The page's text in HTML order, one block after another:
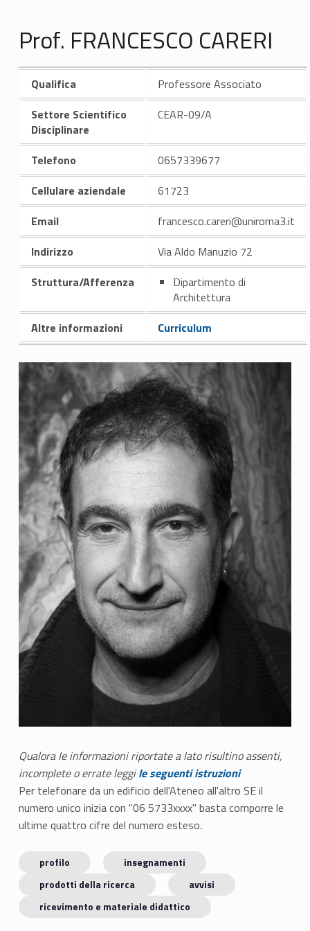
Prof. FRANCESCO CARERI
Qualifica
Professore Associato
Settore Scientifico
Disciplinare
CEAR-09/A
Telefono
0657339677
Cellulare aziendale
61723
Email
francesco.careri@uniroma3.it
Indirizzo
Via Aldo Manuzio 72
Struttura/Afferenza
Dipartimento di
Architettura
Altre informazioni
Curriculum
Qualora le informazioni riportate a lato risultino assenti,
incomplete o errate leggile seguenti istruzioni
Per telefonare da un edificio dell'Ateneo all'altro SE il
numero unico inizia con "06 5733xxxx" basta comporre le
ultime quattro cifre del numero esteso.
profilo
insegnamenti
prodotti della ricerca
avvisi
ricevimento e materiale didattico